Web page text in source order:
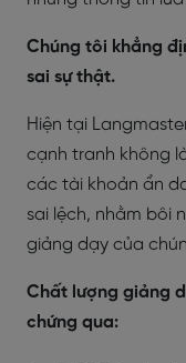
Chúng tôi khẳng
sai sự thật.
Hiện tại
cạnh tranh không
các tài khoản ẩn
sai lệch, nhằm bôi
giảng dạy của
Chất lượng giảng
chứng qua: